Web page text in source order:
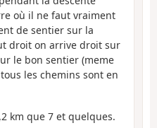
où il ne faut vraiment
de sentier sur la
droit on arrive droit sur
le bon sentier (meme
les chemins sont en
km que 7 et quelques.